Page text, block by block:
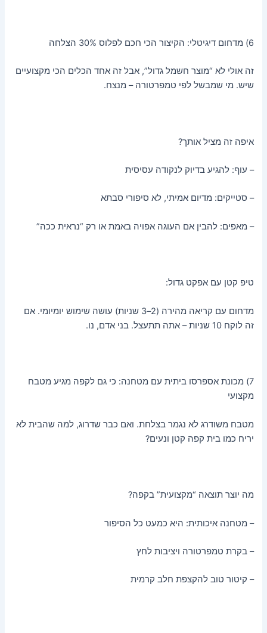
6) מדחום דיגיטלי: הקיצור הכי חכם לפלוס 30% הצלחה
זה אולי לא “מוצר חשמל גדול”, אבל זה אחד הכלים הכי מקצועיים
שיש. מי שמבשל לפי טמפרטורה – מנצח.
איפה זה מציל אותך?
– עוף: להגיע בדיוק לנקודה עסיסית
– סטייקים: מדיום אמיתי, לא סיפורי סבתא
– מאפים: להבין אם העוגה אפויה באמת או רק “נראית ככה”
טיפ קטן עם אפקט גדול:
מדחום עם קריאה מהירה (2–3 שניות) עושה שימוש יומיומי. אם
זה לוקח 10 שניות – אתה תתעצל. בני אדם, נו.
7) מכונת אספרסו ביתית עם מטחנה: כי גם לקפה מגיע מטבח
מקצועי
מטבח משודרג לא נגמר בצלחת. ואם כבר שדרוג, למה שהבית לא
יריח כמו בית קפה קטן ונעים?
מה יוצר תוצאה “מקצועית” בקפה?
– מטחנה איכותית: היא כמעט כל הסיפור
– בקרת טמפרטורה ויציבות לחץ
– קיטור טוב להקצפת חלב קרמית